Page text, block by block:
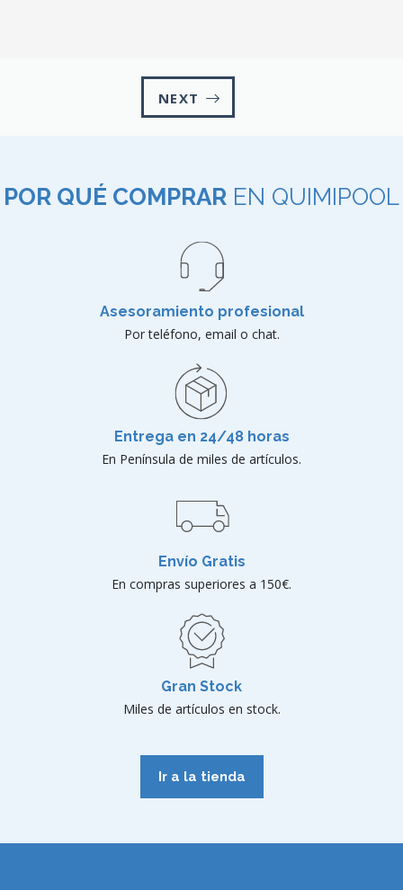
NEXT
POR QUÉ COMPRAR EN QUIMIPOOL
Asesoramiento profesional
Por teléfono, email o chat.
Entrega en 24/48 horas
En Península de miles de artículos.
Envío Gratis
En compras superiores a 150€.
Gran Stock
Miles de artículos en stock.
Ir a la tienda